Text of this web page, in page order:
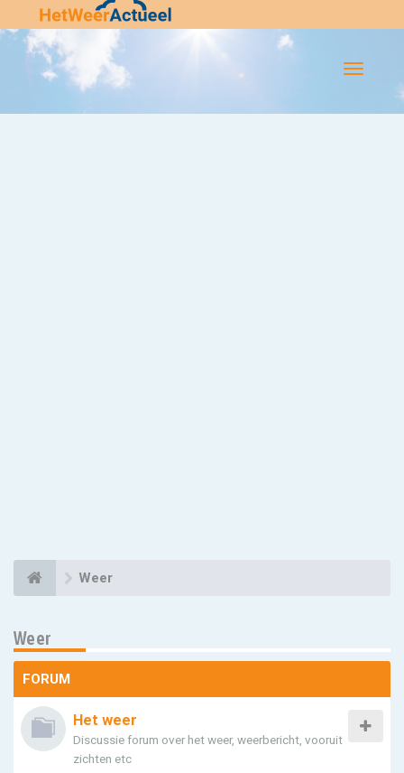
Flip-
Weer
Weer
FORUM
Het weer
Discussie forum over het weer, weerbericht, vooruit
zichten etc